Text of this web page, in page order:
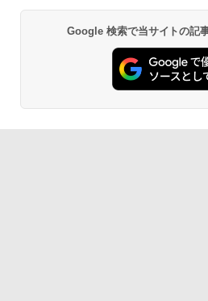
Google 検索で当サイトの記